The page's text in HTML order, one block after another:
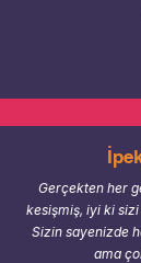
Gerçekten her
kesişmiş, iyi ki sizi
Sizin sayenizde
ama